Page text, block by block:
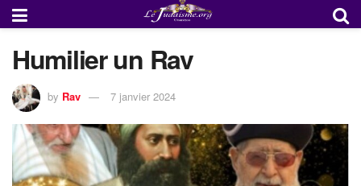
Humilier un Rav
by Rav 7 janvier 2024